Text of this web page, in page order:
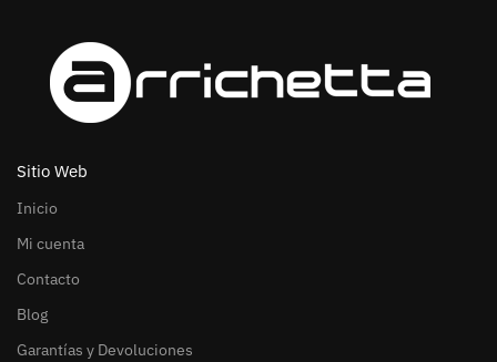
Sitio Web
Inicio
Mi cuenta
Contacto
Blog
Garantías y Devoluciones